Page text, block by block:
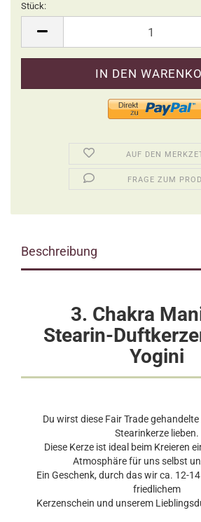
Stück:
AUF DEN
FRAGE ZUM
Beschreibung
3. Chakra
Stearin-
Yogini
Du wirst diese Fair Trade
Stearinkerze lieben.
Diese Kerze ist ideal beim Kreieren
Atmosphäre für uns selbst
Ein Geschenk, durch das wir ca. 12-
friedlichem
Kerzenschein und unserem